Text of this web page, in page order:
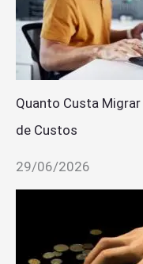
Quanto Custa
de Custos
29/06/2026